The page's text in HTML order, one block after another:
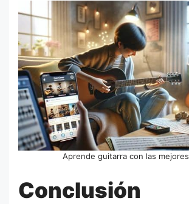
Aprende guitarra con las
Conclusión